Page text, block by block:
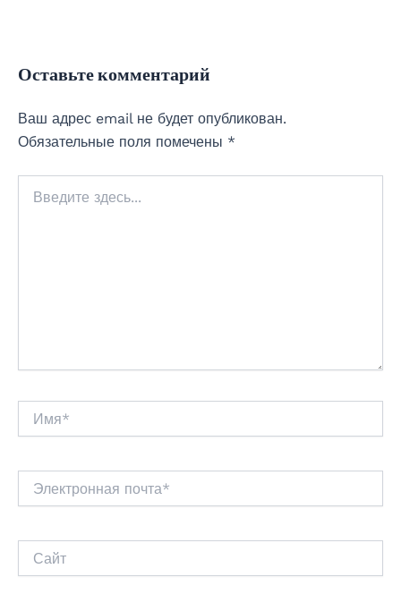
Оставьте комментарий
Ваш адрес email не будет опубликован.
Обязательные поля помечены *
здесь...
почта*